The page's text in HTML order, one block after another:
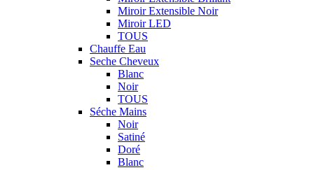
Miroir Extensible Noir
Miroir LED
TOUS
Chauffe Eau
Seche Cheveux
Blanc
Noir
TOUS
Séche Mains
Noir
Satiné
Doré
Blanc